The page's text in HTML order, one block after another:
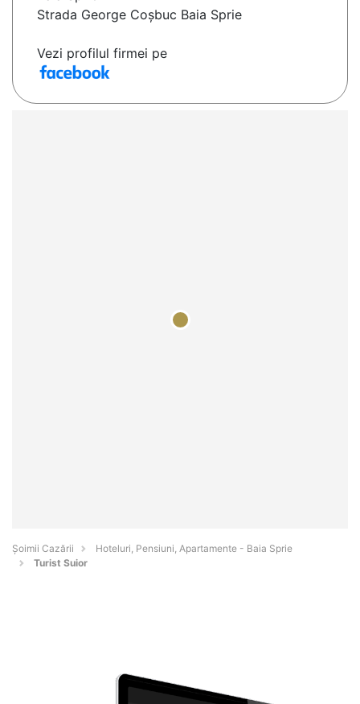
Strada George Coșbuc Baia Sprie
Vezi profilul firmei pe
Șoimii Cazării
Hoteluri, Pensiuni, Apartamente - Baia Sprie
Turist Suior